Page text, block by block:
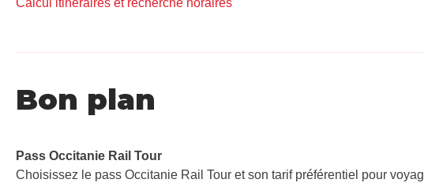
Bon plan
Pass Occitanie Rail Tour​
Choisissez le pass Occitanie Rail Tour et son tarif préférentiel pour